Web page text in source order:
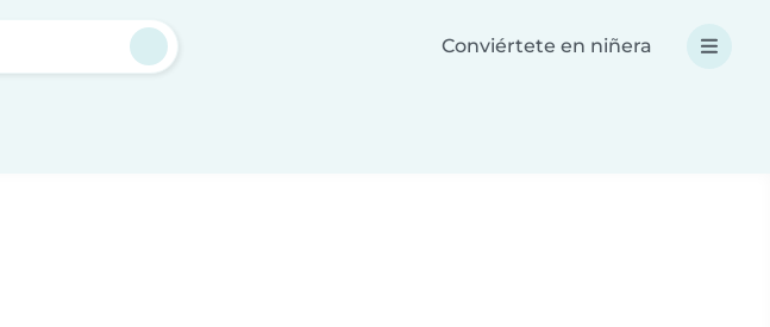
Conviértete en niñera